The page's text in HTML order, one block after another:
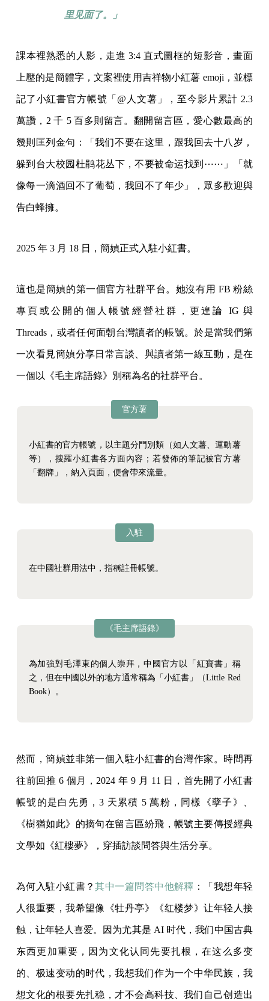
里见面了。」
課本裡熟悉的人影，走進 3:4 直式圖框的短影音，畫面
上壓的是簡體字，文案裡使用吉祥物小紅薯 emoji，並標
記了小紅書官方帳號「@人文薯」，至今影片累計 2.3
萬讚，2 千 5 百多則留言。翻開留言區，愛心數最高的
幾則匡列金句：「我们不要在这里，跟我回去十八岁，
躲到台大校园杜鹃花丛下，不要被命运找到⋯⋯」「就
像每一滴酒回不了葡萄，我回不了年少」，眾多歡迎與
告白蜂擁。
2025 年 3 月 18 日，簡媜正式入駐小紅書。
這也是簡媜的第一個官方社群平台。她沒有用 FB 粉絲
專頁或公開的個人帳號經營社群，更遑論 IG 與
Threads，或者任何面朝台灣讀者的帳號。於是當我們第
一次看見簡媜分享日常言談、與讀者第一線互動，是在
一個以《毛主席語錄》別稱為名的社群平台。
官方薯
小紅書的官方帳號，以主題分門別類（如人文薯、運動薯
等），搜羅小紅書各方面內容；若發佈的筆記被官方薯
「翻牌」，納入頁面，便會帶來流量。
入駐
在中國社群用法中，指稱註冊帳號。
《毛主席語錄》
為加強對毛澤東的個人崇拜，中國官方以「紅寶書」稱
之，但在中國以外的地方通常稱為「小紅書」（Little Red
Book）。
然而，簡媜並非第一個入駐小紅書的台灣作家。時間再
往前回推 6 個月，2024 年 9 月 11 日，首先開了小紅書
帳號的是白先勇，3 天累積 5 萬粉，同樣《孽子》、
《樹猶如此》的摘句在留言區紛飛，帳號主要傳授經典
文學如《紅樓夢》，穿插訪談問答與生活分享。
為何入駐小紅書？其中一篇問答中他解釋 ：「我想年轻
人很重要，我希望像《牡丹亭》《红楼梦》让年轻人接
触，让年轻人喜爱。因为尤其是 AI 时代，我们中国古典
东西更加重要，因为文化认同先要扎根，在这么多变
的、极速变动的时代，我想我们作为一个中华民族，我
想文化的根要先扎稳，才不会高科技、我们自己创造出